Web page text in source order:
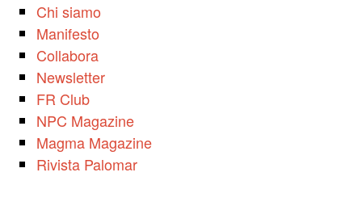
Chi siamo
Manifesto
Collabora
Newsletter
FR Club
NPC Magazine
Magma Magazine
Rivista Palomar